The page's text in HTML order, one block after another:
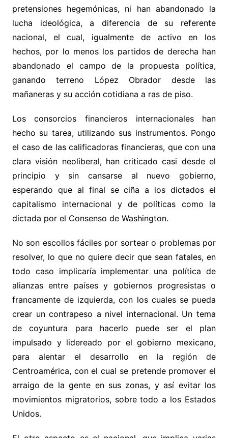
pretensiones hegemónicas, ni han abandonado la
lucha ideológica, a diferencia de su referente
nacional, el cual, igualmente de activo en los
hechos, por lo menos los partidos de derecha han
abandonado el campo de la propuesta política,
ganando terreno López Obrador desde las
mañaneras y su acción cotidiana a ras de piso.
Los consorcios financieros internacionales han
hecho su tarea, utilizando sus instrumentos. Pongo
el caso de las calificadoras financieras, que con una
clara visión neoliberal, han criticado casi desde el
principio y sin cansarse al nuevo gobierno,
esperando que al final se ciña a los dictados el
capitalismo internacional y de políticas como la
dictada por el Consenso de Washington.
No son escollos fáciles por sortear o problemas por
resolver, lo que no quiere decir que sean fatales, en
todo caso implicaría implementar una política de
alianzas entre países y gobiernos progresistas o
francamente de izquierda, con los cuales se pueda
crear un contrapeso a nivel internacional. Un tema
de coyuntura para hacerlo puede ser el plan
impulsado y lidereado por el gobierno mexicano,
para alentar el desarrollo en la región de
Centroamérica, con el cual se pretende promover el
arraigo de la gente en sus zonas, y así evitar los
movimientos migratorios, sobre todo a los Estados
Unidos.